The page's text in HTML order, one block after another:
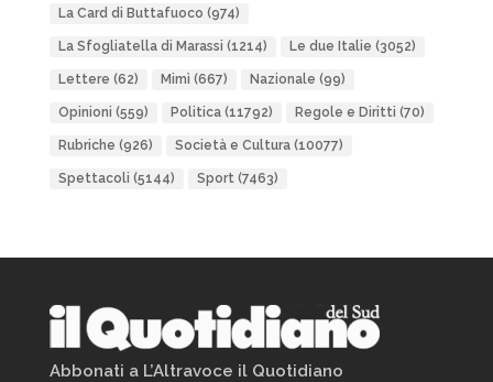
La Card di Buttafuoco (974)
La Sfogliatella di Marassi (1214) Le due Italie (3052)
Lettere (62) Mimì (667) Nazionale (99)
Opinioni (559) Politica(11792) Regole e Diritti (70)
Rubriche (926) Società e Cultura(10077)
Spettacoli (5144) Sport(7463)
Abbonati a L’Altravoce il Quotidiano